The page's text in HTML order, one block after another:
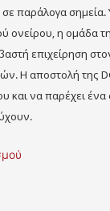
παράλογα
ονείρου, η ομάδα
επιχείρηση
Η αποστολή της
και να παρέχει ένα